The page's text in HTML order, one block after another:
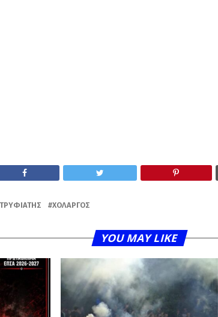
ΧΟΛΑΡΓΌΣ
YOU MAY LIKE